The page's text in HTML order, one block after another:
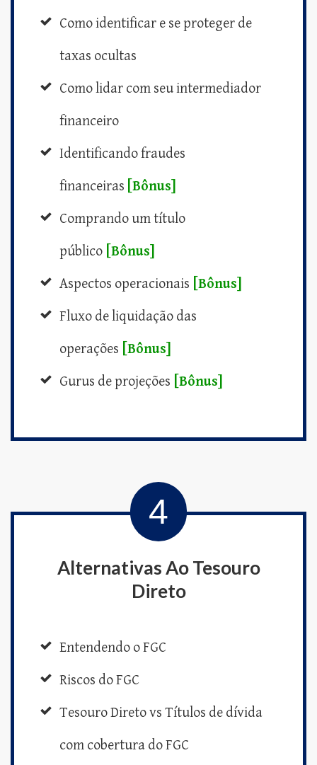
Como identificar e se proteger de
taxas ocultas
Como lidar com seu intermediador
financeiro
Identificando fraudes
financeiras [Bônus]
Comprando um título
público [Bônus]
Aspectos operacionais [Bônus]
Fluxo de liquidação das
operações [Bônus]
Gurus de projeções [Bônus]
4
Alternativas Ao Tesouro
Direto
Entendendo o FGC
Riscos do FGC
Tesouro Direto vs Títulos de dívida
com cobertura do FGC